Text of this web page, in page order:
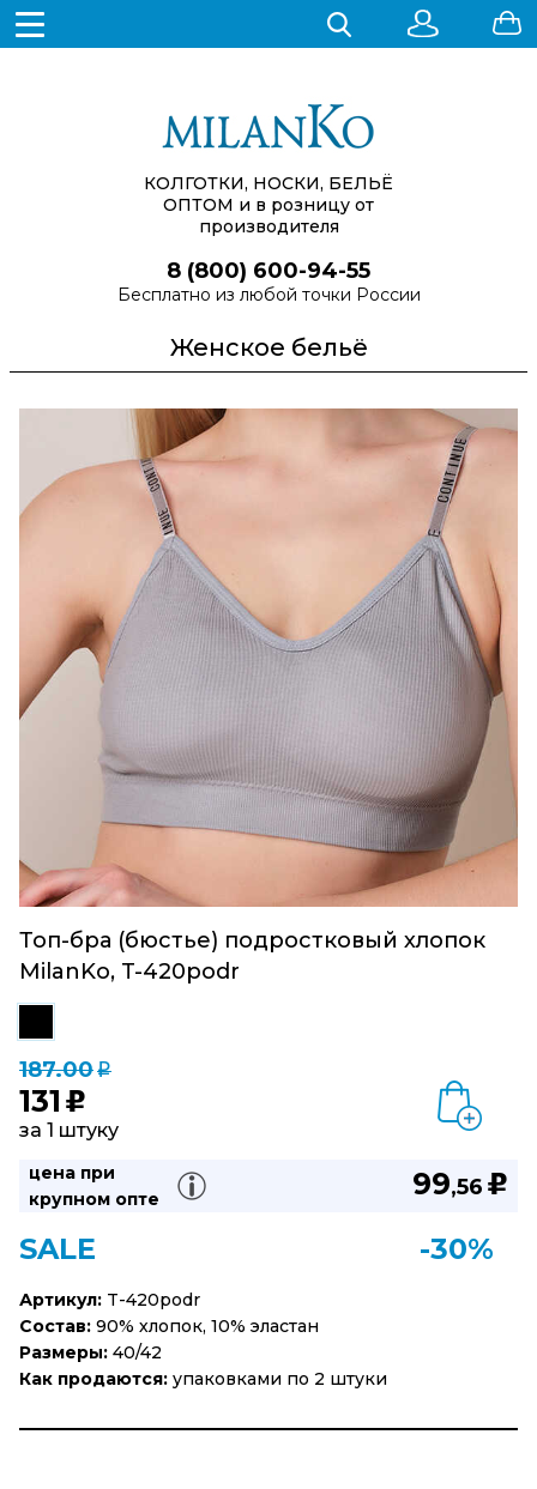
КОЛГОТКИ, НОСКИ, БЕЛЬЁ
ОПТОМ и в розницу от
производителя
8 (800) 600-94-55
Бесплатно из любой точки России
Женское бельё
Топ-бра (бюстье) подростковый хлопок
MilanKo, T-420podr
187.00q
131 u
за 1 штуку
цена при
крупном опте
99,56 u
SALE -30%
Артикул: T-420podr
Состав: 90% хлопок, 10% эластан
Размеры: 40/42
Как продаются: упаковками по 2 штуки